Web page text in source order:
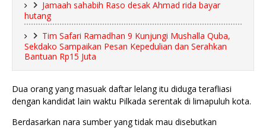
Jamaah sahabih Raso desak Ahmad rida bayar
hutang
Tim Safari Ramadhan 9 Kunjungi Mushalla Quba,
Sekdako Sampaikan Pesan Kepedulian dan Serahkan
Bantuan Rp15 Juta
Dua orang yang masuak daftar lelang itu diduga terafliasi
dengan kandidat lain waktu Pilkada serentak di limapuluh kota.
Berdasarkan nara sumber yang tidak mau disebutkan